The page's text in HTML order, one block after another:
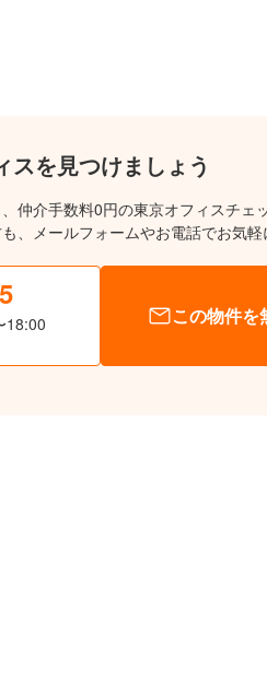
スを見つけましょう
仲介手数料0円の東京オフィスチェ
、メールフォームやお電話でお気軽
18:00
この物件を